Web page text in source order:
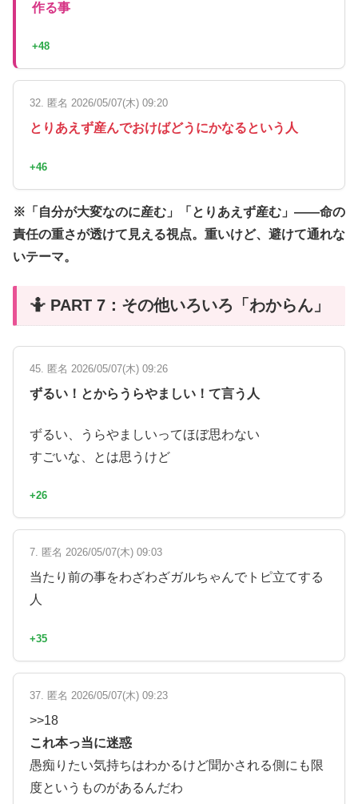
作る事
+48
32. 匿名 2026/05/07(木) 09:20
とりあえず産んでおけばどうにかなるという人
+46
※「自分が大変なのに産む」「とりあえず産む」――命の
責任の重さが透けて見える視点。重いけど、避けて通れな
いテーマ。
🤷 PART 7：その他いろいろ「わからん」
45. 匿名 2026/05/07(木) 09:26
ずるい！とからうらやましい！て言う人
ずるい、うらやましいってほぼ思わない
すごいな、とは思うけど
+26
7. 匿名 2026/05/07(木) 09:03
当たり前の事をわざわざガルちゃんでトピ立てする
人
+35
37. 匿名 2026/05/07(木) 09:23
>>18
これ本っ当に迷惑
愚痴りたい気持ちはわかるけど聞かされる側にも限
度というものがあるんだわ